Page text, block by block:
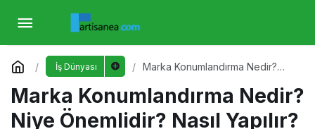
İş Dünyası
Marka Konumlandırma Nedir?
Marka Konumlandırma Nedir?
Niye Önemlidir? Nasıl Yapılır?
Marka Konumlandırma Nedir? Niye
Önemlidir? Nasıl Yapılır?
Yorum Yap